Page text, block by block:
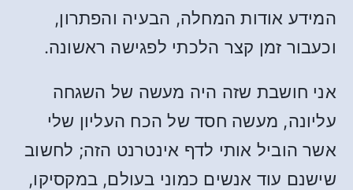
המידע אודות המחלה, הבעיה והפתרון,
וכעבור זמן קצר הלכתי לפגישה ראשונה.
אני חושבת שזה היה מעשה של השגחה
עליונה, מעשה חסד של הכח העליון שלי
אשר הוביל אותי לדף אינטרנט הזה; לחשוב
שישנם עוד אנשים כמוני בעולם, במקסיקו,